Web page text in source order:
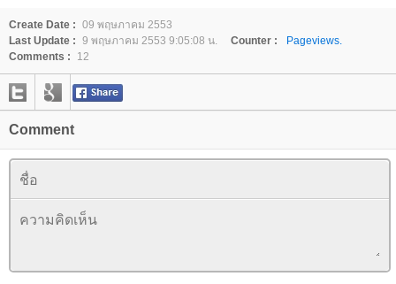
Create Date : 09 พฤษภาคม 2553
Last Update : 9 พฤษภาคม 2553 9:05:08 น. Counter :
Pageviews.
Comments :
12
Comment